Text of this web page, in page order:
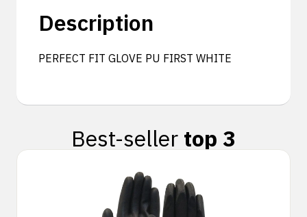
Description
PERFECT FIT GLOVE PU FIRST WHITE
Best-seller top 3